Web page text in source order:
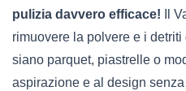
pulizia davvero efficace! Il
rimuovere la polvere e i
siano parquet, piastrelle o
aspirazione e al design